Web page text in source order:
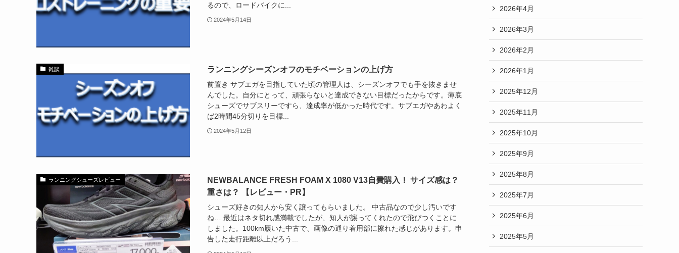
るので、ロードバイクに...
2024年5月14日
雑談 ランニングシーズンオフのモチベーションの上げ方
前置き サブエガを目指していた頃の管理人は、シーズンオフでも手を抜きませ
んでした。自分にとって、頑張らないと達成できない目標だったからです。薄底
シューズでサブスリーですら、達成率が低かった時代です。サブエガやあわよく
ば2時間45分切りを目標...
2024年5月12日
ランニングシューズレビュー
NEWBALANCE FRESH FOAM X 1080 V13自費購入！ サイズ感は？
重さは？ 【レビュー・PR】
シューズ好きの知人から安く譲ってもらいました。 中古品なので少し汚いです
ね… 最近はネタ切れ感満載でしたが、知人が譲ってくれたので飛びつくことに
しました。100km履いた中古で、画像の通り着用部に擦れた感じがあります。申
告した走行距離以上だろう...
2026年4月
2026年3月
2026年2月
2026年1月
2025年12月
2025年11月
2025年10月
2025年9月
2025年8月
2025年7月
2025年6月
2025年5月